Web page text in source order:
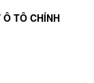
TÔ CHÍNH